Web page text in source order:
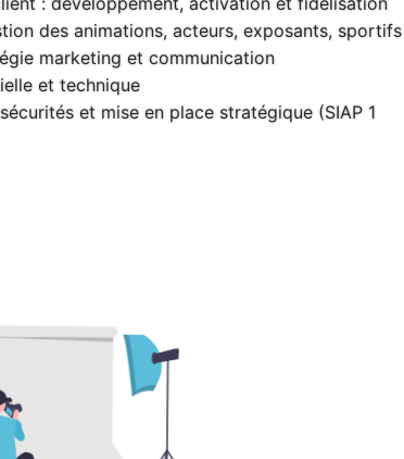
des animations, acteurs, exposants, sportifs
marketing et communication
et technique
et mise en place stratégique (SIAP 1